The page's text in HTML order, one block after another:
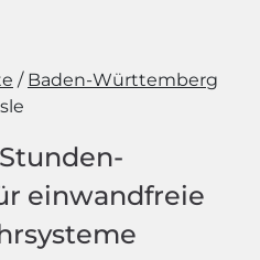
Baden-Württemberg
einwandfreie